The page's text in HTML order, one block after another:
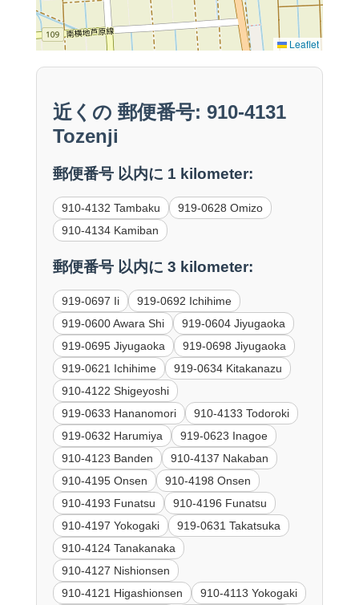
Leaflet
近くの 郵便番号: 910-4131
Tozenji
郵便番号 以内に 1 kilometer:
910-4132 Tambaku
919-0628 Omizo
910-4134 Kamiban
郵便番号 以内に 3 kilometer:
919-0697 Ii
919-0692 Ichihime
919-0600 Awara Shi
919-0604 Jiyugaoka
919-0695 Jiyugaoka
919-0698 Jiyugaoka
919-0621 Ichihime
919-0634 Kitakanazu
910-4122 Shigeyoshi
919-0633 Hananomori
910-4133 Todoroki
919-0632 Harumiya
919-0623 Inagoe
910-4123 Banden
910-4137 Nakaban
910-4195 Onsen
910-4198 Onsen
910-4193 Funatsu
910-4196 Funatsu
910-4197 Yokogaki
919-0631 Takatsuka
910-4124 Tanakanaka
910-4127 Nishionsen
910-4121 Higashionsen
910-4113 Yokogaki